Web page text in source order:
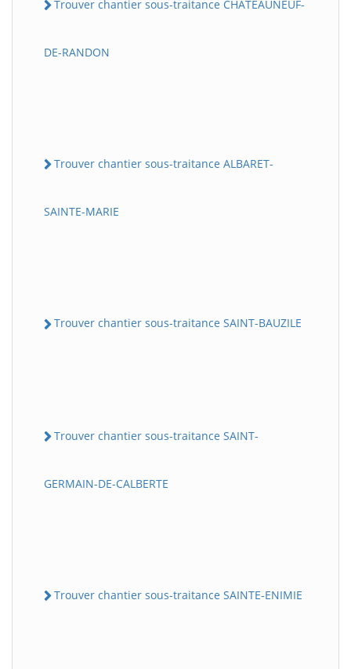
Trouver chantier sous-traitance CHATEAUNEUF-
DE-RANDON
Trouver chantier sous-traitance ALBARET-
SAINTE-MARIE
Trouver chantier sous-traitance SAINT-BAUZILE
Trouver chantier sous-traitance SAINT-
GERMAIN-DE-CALBERTE
Trouver chantier sous-traitance SAINTE-ENIMIE